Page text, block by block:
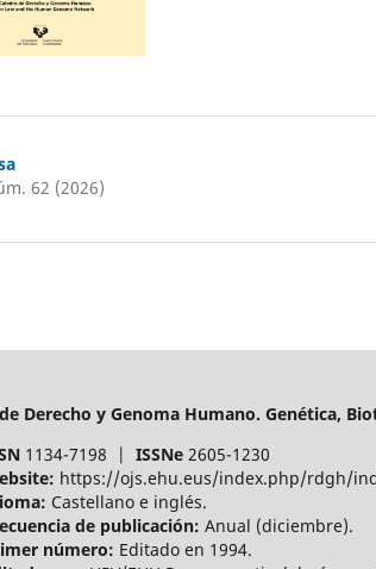
62 (2026)
Derecho y Genoma Humano. Genética,
1134-7198 | ISSNe 2605-1230
https://ojs.ehu.eus/index.php/rdgh/
Castellano e inglés.
de publicación: Anual (diciembre).
número: Editado en 1994.